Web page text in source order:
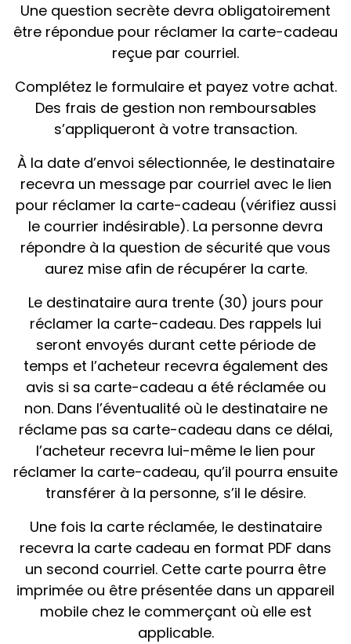
Une question secrète devra obligatoirement
être répondue pour réclamer la carte-cadeau
reçue par courriel.
Complétez le formulaire et payez votre achat.
Des frais de gestion non remboursables
s’appliqueront à votre transaction.
À la date d’envoi sélectionnée, le destinataire
recevra un message par courriel avec le lien
pour réclamer la carte-cadeau (vérifiez aussi
le courrier indésirable). La personne devra
répondre à la question de sécurité que vous
aurez mise afin de récupérer la carte.
Le destinataire aura trente (30) jours pour
réclamer la carte-cadeau. Des rappels lui
seront envoyés durant cette période de
temps et l’acheteur recevra également des
avis si sa carte-cadeau a été réclamée ou
non. Dans l’éventualité où le destinataire ne
réclame pas sa carte-cadeau dans ce délai,
l’acheteur recevra lui-même le lien pour
réclamer la carte-cadeau, qu’il pourra ensuite
transférer à la personne, s’il le désire.
Une fois la carte réclamée, le destinataire
recevra la carte cadeau en format PDF dans
un second courriel. Cette carte pourra être
imprimée ou être présentée dans un appareil
mobile chez le commerçant où elle est
applicable.